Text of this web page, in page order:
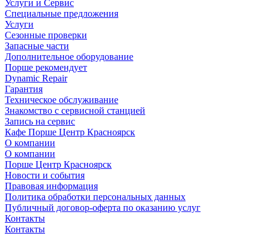
Услуги и Сервис
Специальные предложения
Услуги
Сезонные проверки
Запасные части
Дополнительное оборудование
Порше рекомендует
Dynamic Repair
Гарантия
Техническое обслуживание
Знакомство с сервисной станцией
Запись на сервис
Кафе Порше Центр Красноярск
О компании
О компании
Порше Центр Красноярск
Новости и события
Правовая информация
Политика обработки персональных данных
Публичный договор-оферта по оказанию услуг
Контакты
Контакты